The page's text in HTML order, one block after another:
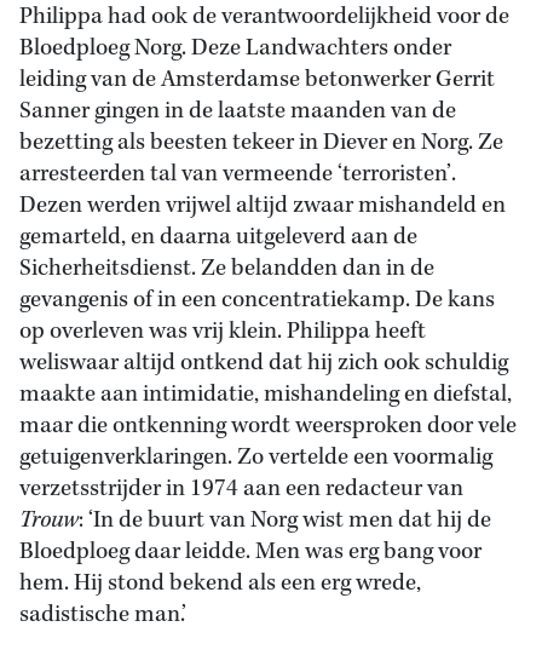
Philippa had ook de verantwoordelijkheid voor de
Bloedploeg Norg. Deze Landwachters onder
leiding van de Amsterdamse betonwerker Gerrit
Sanner gingen in de laatste maanden van de
bezetting als beesten tekeer in Diever en Norg. Ze
arresteerden tal van vermeende ‘terroristen’.
Dezen werden vrijwel altijd zwaar mishandeld en
gemarteld, en daarna uitgeleverd aan de
Sicherheitsdienst. Ze belandden dan in de
gevangenis of in een concentratiekamp. De kans
op overleven was vrij klein. Philippa heeft
weliswaar altijd ontkend dat hij zich ook schuldig
maakte aan intimidatie, mishandeling en diefstal,
maar die ontkenning wordt weersproken door vele
getuigenverklaringen. Zo vertelde een voormalig
verzetsstrijder in 1974 aan een redacteur van
Trouw: ‘In de buurt van Norg wist men dat hij de
Bloedploeg daar leidde. Men was erg bang voor
hem. Hij stond bekend als een erg wrede,
sadistische man.’